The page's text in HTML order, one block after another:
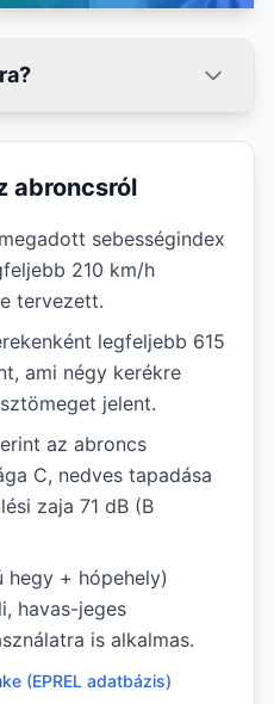
abroncsról
sebességindex
210 km/h
tervezett.
legfeljebb 615
ami négy kerékre
jelent.
az abroncs
C, nedves tapadása
zaja 71 dB (B
hegy + hópehely)
havas-jeges
is alkalmas.
(EPREL adatbázis)